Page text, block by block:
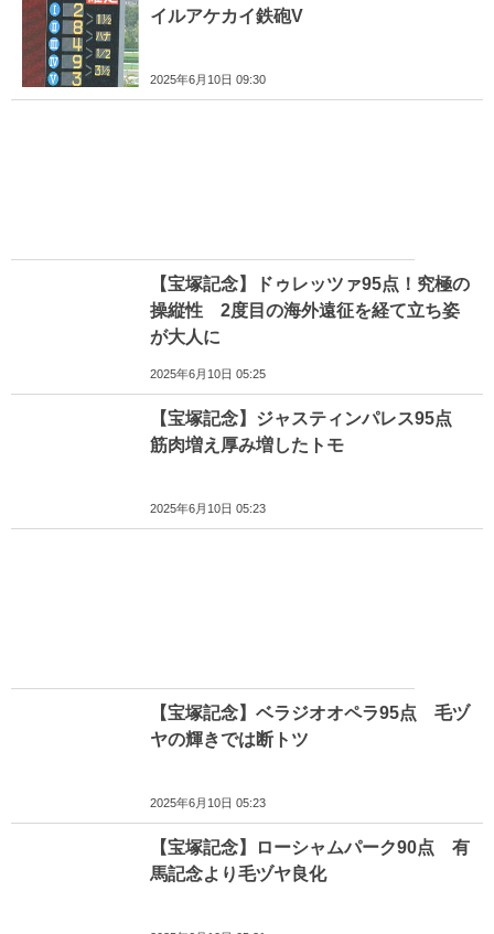
イルアケカイ鉄砲V
2025年6月10日 09:30
【宝塚記念】ドゥレッツァ95点！究極の
操縦性 2度目の海外遠征を経て立ち姿
が大人に
2025年6月10日 05:25
【宝塚記念】ジャスティンパレス95点
筋肉増え厚み増したトモ
2025年6月10日 05:23
【宝塚記念】ベラジオオペラ95点 毛ヅ
ヤの輝きでは断トツ
2025年6月10日 05:23
【宝塚記念】ローシャムパーク90点 有
馬記念より毛ヅヤ良化